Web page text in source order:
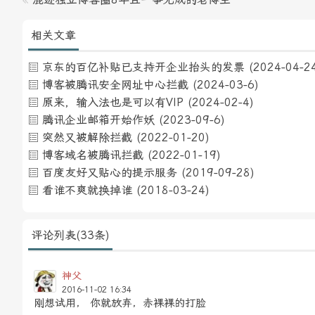
相关文章
京东的百亿补贴已支持开企业抬头的发票 (2024-04-
博客被腾讯安全网址中心拦截 (2024-03-6)
原来，输入法也是可以有VIP (2024-02-4)
腾讯企业邮箱开始作妖 (2023-09-6)
突然又被解除拦截 (2022-01-20)
博客域名被腾讯拦截 (2022-01-19)
百度友好又贴心的提示服务 (2019-09-28)
看谁不爽就换掉谁 (2018-03-24)
评论列表(33条)
神父
2016-11-02 16:34
刚想试用， 你就放弃，赤裸裸的打脸